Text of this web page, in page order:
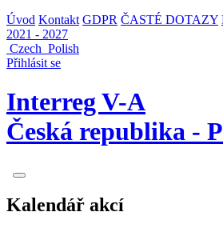
Úvod Kontakt GDPR ČASTÉ DOTAZY
2021 - 2027
Czech Polish
Přihlásit se
Interreg V-A
Česká republika -
Kalendář akcí